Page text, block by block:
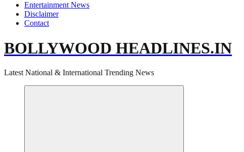
Entertainment News
Disclaimer
Contact
BOLLYWOOD HEADLINES.IN
Latest National & International Trending News